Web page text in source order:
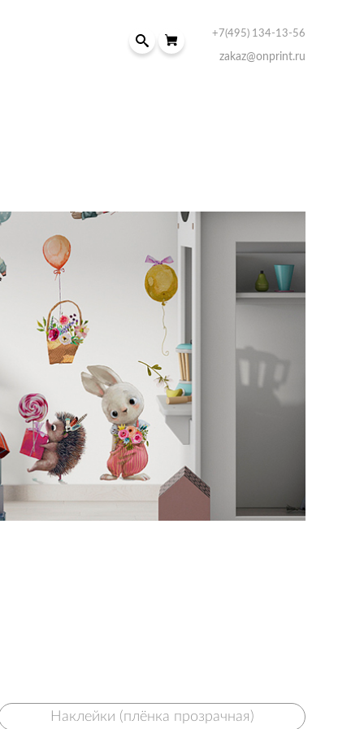
+7(495) 134-13-56
zakaz@onprint.ru
Наклейки (плёнка прозрачная)